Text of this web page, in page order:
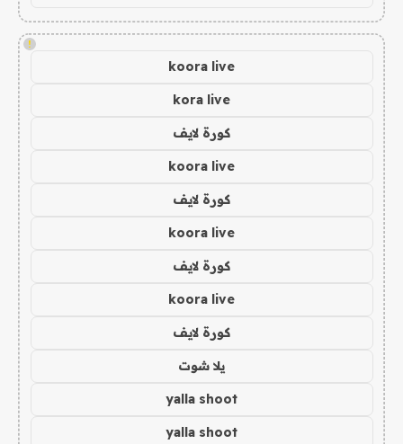
!
koora live
kora live
كورة لايف
koora live
كورة لايف
koora live
كورة لايف
koora live
كورة لايف
يلا شوت
yalla shoot
yalla shoot